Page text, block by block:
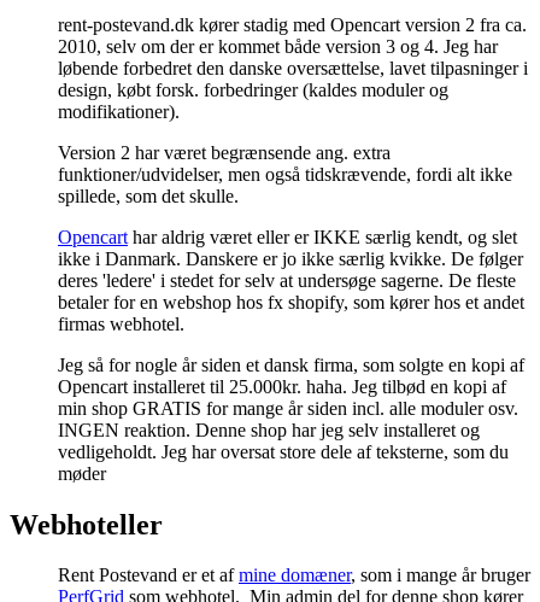
rent-postevand.dk kører stadig med Opencart version 2 fra ca.
2010, selv om der er kommet både version 3 og 4. Jeg har
løbende forbedret den danske oversættelse, lavet tilpasninger i
design, købt forsk. forbedringer (kaldes moduler og
modifikationer).
Version 2 har været begrænsende ang. extra
funktioner/udvidelser, men også tidskrævende, fordi alt ikke
spillede, som det skulle.
Opencart har aldrig været eller er IKKE særlig kendt, og slet
ikke i Danmark. Danskere er jo ikke særlig kvikke. De følger
deres 'ledere' i stedet for selv at undersøge sagerne. De fleste
betaler for en webshop hos fx shopify, som kører hos et andet
firmas webhotel.
Jeg så for nogle år siden et dansk firma, som solgte en kopi af
Opencart installeret til 25.000kr. haha. Jeg tilbød en kopi af
min shop GRATIS for mange år siden incl. alle moduler osv.
INGEN reaktion. Denne shop har jeg selv installeret og
vedligeholdt. Jeg har oversat store dele af teksterne, som du
møder
Webhoteller
Rent Postevand er et afmine domæner, som i mange år bruger
PerfGrid som webhotel. Min admin del for denne shop kører